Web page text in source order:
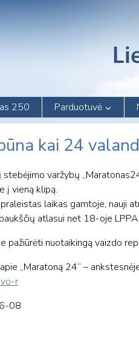
250 Parduotuvė
kai 24
stebėjimo varžybų
į vieną klipą.
laikas gamtoje, nauji
atlasui net 18-oje
pažiūrėti nuotaikingą vaizdo
„Maratoną 24“ –
r
08